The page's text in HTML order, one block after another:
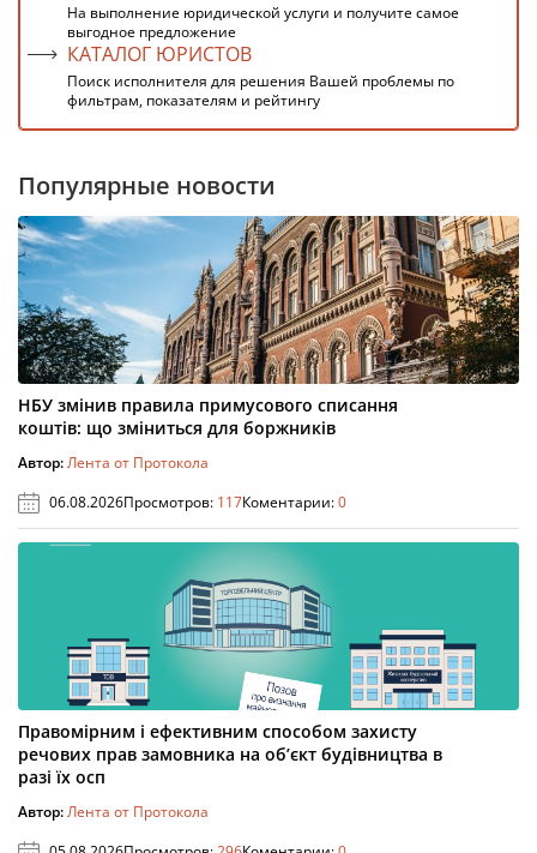
На выполнение юридической услуги и получите самое
выгодное предложение
КАТАЛОГ ЮРИСТОВ
Поиск исполнителя для решения Вашей проблемы по
фильтрам, показателям и рейтингу
Популярные новости
НБУ змінив правила примусового списання
коштів: що зміниться для боржників
Автор:Лента от Протокола
06.08.2026Просмотров: 117Коментарии:0
Правомірним і ефективним способом захисту
речових прав замовника на об’єкт будівництва в
разі їх осп
Автор:Лента от Протокола